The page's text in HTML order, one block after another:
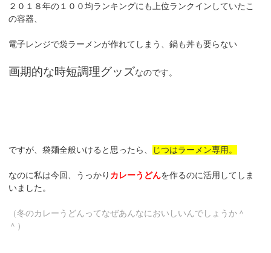
２０１８年の１００均ランキングにも上位ランクインしていたこ
の容器、
電子レンジで袋ラーメンが作れてしまう、鍋も丼も要らない
画期的な時短調理グッズなのです。
ですが、袋麺全般いけると思ったら、 じつはラーメン専用。
なのに私は今回、うっかり カレーうどんを作るのに活用してしま
いました。
（冬のカレーうどんってなぜあんなにおいしいんでしょうか＾
＾）